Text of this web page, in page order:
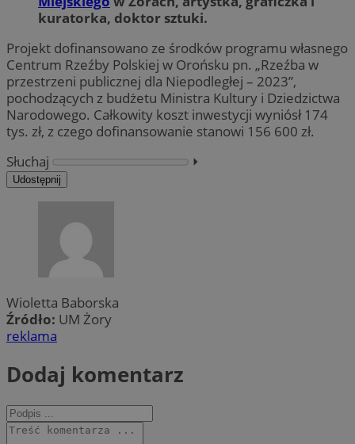
kuratorka, doktor sztuki.
Projekt dofinansowano ze środków programu własnego
Centrum Rzeźby Polskiej w Orońsku pn. „Rzeźba w
przestrzeni publicznej dla Niepodległej – 2023”,
pochodzących z budżetu Ministra Kultury i Dziedzictwa
Narodowego. Całkowity koszt inwestycji wyniósł 174
tys. zł, z czego dofinansowanie stanowi 156 600 zł.
Słuchaj
⏵︎
Udostępnij
Wioletta Baborska
Źródło: UM Żory
reklama
Dodaj komentarz